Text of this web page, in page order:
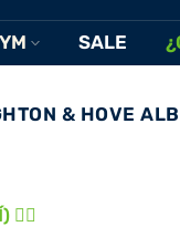
SALE
& HOVE